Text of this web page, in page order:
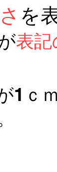
を
表
1ｃ